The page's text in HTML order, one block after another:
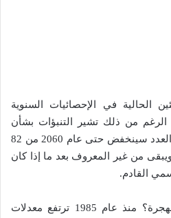
الحالية في الإحصائيات السنوية
من ذلك تشير التنبؤات بشأن
عدد سكان ألمانيا إلى أن هذا العدد سينخفض حتى عام 2060 من 82
مواطن. ويبقى من غير المعروف بعد ما إذا كان
القادم.
7. هل تعد ألمانيا من دول الهجرة؟ منذ عام 1985 ترتفع معدلات